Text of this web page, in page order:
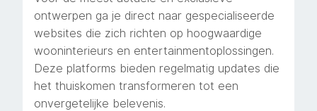
ontwerpen ga je direct naar gespecialiseerde
websites die zich richten op hoogwaardige
wooninterieurs en entertainmentoplossingen.
Deze platforms bieden regelmatig updates die
het thuiskomen transformeren tot een
onvergetelijke belevenis.